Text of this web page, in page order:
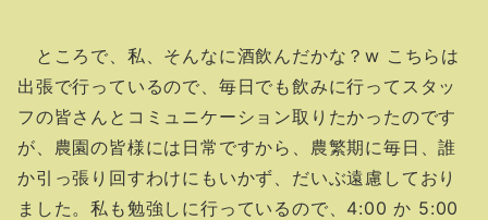
ところで、私、そんなに酒飲んだかな？w こちらは
出張で行っているので、毎日でも飲みに行ってスタッ
フの皆さんとコミュニケーション取りたかったのです
が、農園の皆様には日常ですから、農繁期に毎日、誰
か引っ張り回すわけにもいかず、だいぶ遠慮しており
ました。私も勉強しに行っているので、4:00 か 5:00